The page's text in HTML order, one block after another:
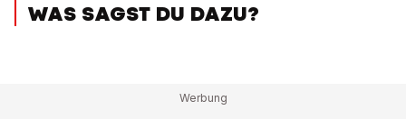
WAS SAGST DU DAZU?